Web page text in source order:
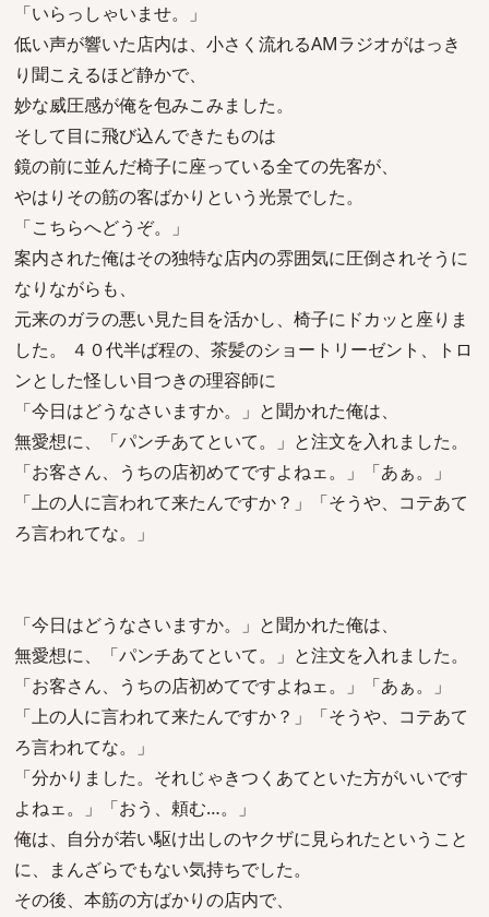
「いらっしゃいませ。」
低い声が響いた店内は、小さく流れるAMラジオがはっき
り聞こえるほど静かで、
妙な威圧感が俺を包みこみました。
そして目に飛び込んできたものは
鏡の前に並んだ椅子に座っている全ての先客が、
やはりその筋の客ばかりという光景でした。
「こちらへどうぞ。」
案内された俺はその独特な店内の雰囲気に圧倒されそうに
なりながらも、
元来のガラの悪い見た目を活かし、椅子にドカッと座りま
した。 ４０代半ば程の、茶髪のショートリーゼント、トロ
ンとした怪しい目つきの理容師に
「今日はどうなさいますか。」と聞かれた俺は、
無愛想に、「パンチあてといて。」と注文を入れました。
「お客さん、うちの店初めてですよねェ。」「あぁ。」
「上の人に言われて来たんですか？」「そうや、コテあて
ろ言われてな。」
「今日はどうなさいますか。」と聞かれた俺は、
無愛想に、「パンチあてといて。」と注文を入れました。
「お客さん、うちの店初めてですよねェ。」「あぁ。」
「上の人に言われて来たんですか？」「そうや、コテあて
ろ言われてな。」
「分かりました。それじゃきつくあてといた方がいいです
よねェ。」「おう、頼む…。」
俺は、自分が若い駆け出しのヤクザに見られたということ
に、まんざらでもない気持ちでした。
その後、本筋の方ばかりの店内で、